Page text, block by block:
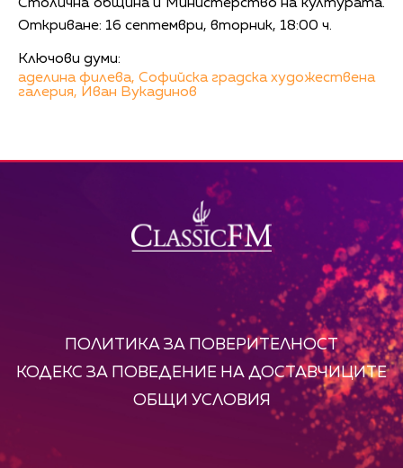
Столична община и Министерство на културата.
Откриване: 16 септември, вторник, 18:00 ч.
Ключови думи:
аделина филева, Софийска градска художествена
галерия, Иван Вукадинов
ПОЛИТИКА ЗА ПОВЕРИТЕЛНОСТ
КОДЕКС ЗА ПОВЕДЕНИЕ НА ДОСТАВЧИЦИТЕ
ОБЩИ УСЛОВИЯ